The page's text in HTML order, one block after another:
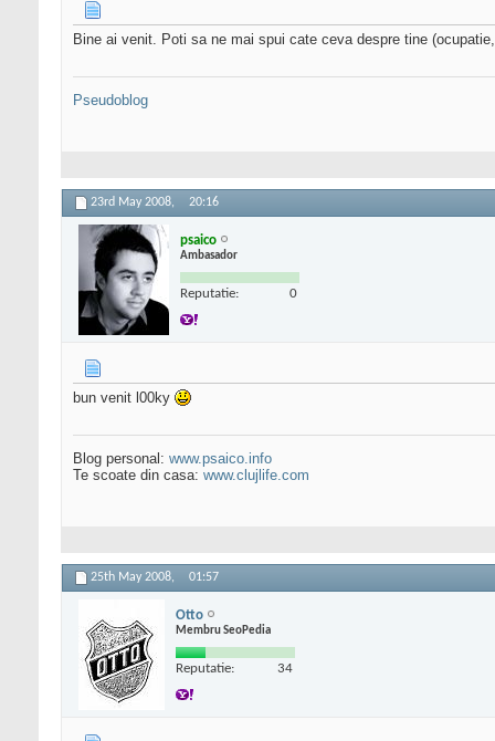
Bine ai venit. Poti sa ne mai spui cate ceva despre tine
Pseudoblog
23rd May 2008, 20:16
psaico
Ambasador
Reputatie: 0
bun venit l00ky
Blog personal: www.psaico.info
Te scoate din casa: www.clujlife.com
25th May 2008, 01:57
Otto
Membru SeoPedia
Reputatie: 34